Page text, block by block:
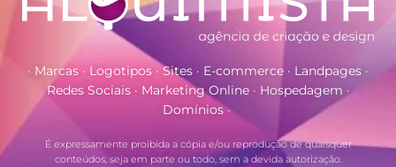
· Marcas · Logotipos · Sites · E-commerce · Landpages ·
Redes Sociais · Marketing Online · Hospedagem ·
Domínios ·
É expressamente proibida a cópia e/ou reprodução de quaisquer
conteúdos, seja em parte ou todo, sem a devida autorização.